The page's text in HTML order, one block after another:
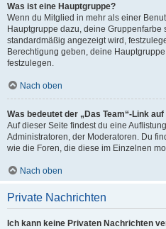
Was ist eine Hauptgruppe?
Wenn du Mitglied in mehr als einer
Hauptgruppe dazu, deine
standardmäßig angezeigt wird,
Berechtigung geben, deine
festzulegen.
Nach oben
Was bedeutet der „Das Team“-Link
Auf dieser Seite findest du eine
Administratoren, der Moderatoren. Du
wie die Foren, die diese im Einzelnen
Nach oben
Private Nachrichten
Ich kann keine Privaten Nachrichten